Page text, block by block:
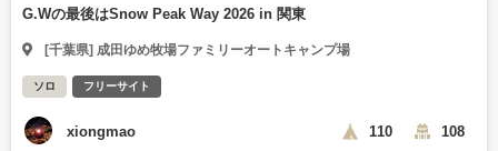
G.Wの最後はSnow Peak Way 2026 in 関東
[千葉県] 成田ゆめ牧場ファミリーオートキャンプ場
ソロ フリーサイト
xiongmao 110 108